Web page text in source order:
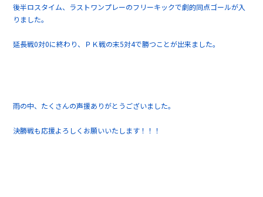
後半ロスタイム、ラストワンプレーのフリーキックで劇的同点ゴールが入
りました。
延長戦0対0に終わり、ＰＫ戦の末5対4で勝つことが出来ました。
雨の中、たくさんの声援ありがとうございました。
決勝戦も応援よろしくお願いいたします！！！